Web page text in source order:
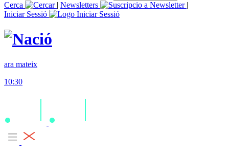
Cerca
| Newsletters
|
Iniciar Sessió
ara mateix
10:30